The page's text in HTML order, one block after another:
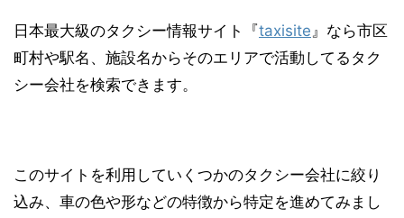
日本最大級のタクシー情報サイト『taxisite 』なら市区
町村や駅名、施設名からそのエリアで活動してるタク
シー会社を検索できます。
このサイトを利用していくつかのタクシー会社に絞り
込み、車の色や形などの特徴から特定を進めてみまし